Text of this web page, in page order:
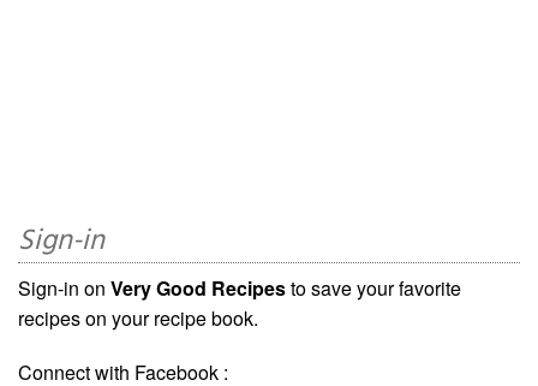
Sign-in
Sign-in on Very Good Recipesto save your favorite
recipes on your recipe book.
Connect with Facebook :